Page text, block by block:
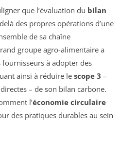
que l’évaluation du bilan
des propres opérations d’une
de sa chaîne
groupe agro-alimentaire a
à adopter des
ainsi à réduire le scope 3 –
– de son bilan carbone.
l’économie circulaire
des pratiques durables au sein